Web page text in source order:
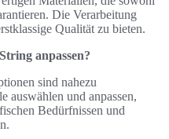
Die Verarbeitung
Qualität zu bieten.
anpassen?
sind nahezu
auswählen und anpassen,
Bedürfnissen und